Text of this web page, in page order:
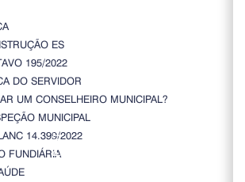
ES
195/2022
DO SERVIDOR
UM CONSELHEIRO MUNICIPAL?
MUNICIPAL
14.399/2022
FUNDIÁRIA